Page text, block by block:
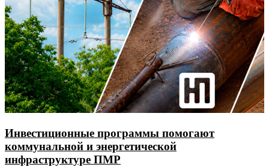
Инвестиционные программы помогают
коммунальной и энергетической
инфраструктуре ПМР